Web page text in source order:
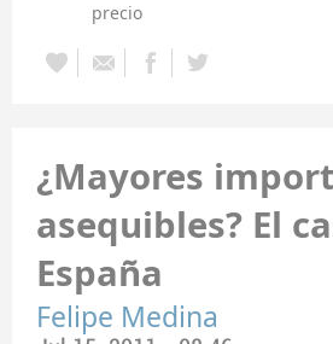
precio
¿Mayores
asequibles? El
España
Felipe Medina